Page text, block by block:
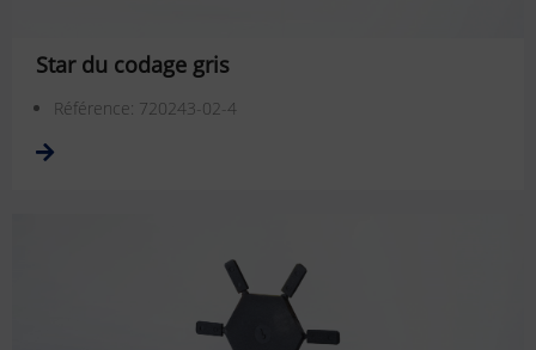
Star du codage gris
Référence: 720243-02-4